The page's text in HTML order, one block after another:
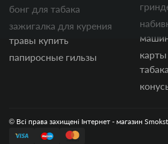
бонг для табака
зажигалка для курения
травы купить
папиросные гильзы
табака
© Всі права захищені Інтернет - магазин